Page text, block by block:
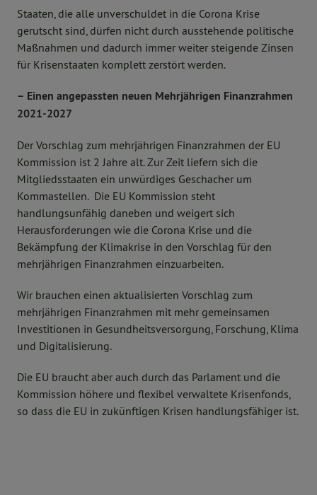
Staaten, die alle unverschuldet in die Corona Krise
gerutscht sind, dürfen nicht durch ausstehende politische
Maßnahmen und dadurch immer weiter steigende Zinsen
für Krisenstaaten komplett zerstört werden.
– Einen angepassten neuen Mehrjährigen Finanzrahmen
2021-2027
Der Vorschlag zum mehrjährigen Finanzrahmen der EU
Kommission ist 2 Jahre alt. Zur Zeit liefern sich die
Mitgliedsstaaten ein unwürdiges Geschacher um
Kommastellen. Die EU Kommission steht
handlungsunfähig daneben und weigert sich
Herausforderungen wie die Corona Krise und die
Bekämpfung der Klimakrise in den Vorschlag für den
mehrjährigen Finanzrahmen einzuarbeiten.
Wir brauchen einen aktualisierten Vorschlag zum
mehrjährigen Finanzrahmen mit mehr gemeinsamen
Investitionen in Gesundheitsversorgung, Forschung, Klima
und Digitalisierung.
Die EU braucht aber auch durch das Parlament und die
Kommission höhere und flexibel verwaltete Krisenfonds,
so dass die EU in zukünftigen Krisen handlungsfähiger ist.